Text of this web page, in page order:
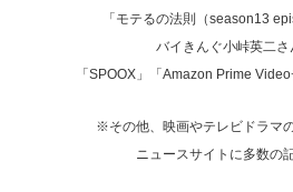
「モテるの法則（season13
バイきんぐ小峠英二さ
「SPOOX」「Amazon Prime
※その他、映画やテレビドラマ
ニュースサイトに多数の